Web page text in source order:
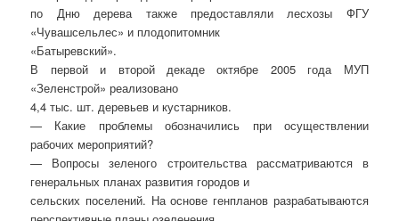
по Дню дерева также предоставляли лесхозы ФГУ
«Чувашсельлес» и плодопитомник
«Батыревский».
В первой и второй декаде октябре 2005 года МУП
«Зеленстрой» реализовано
4,4 тыс. шт. деревьев и кустарников.
— Какие проблемы обозначились при осуществлении
рабочих мероприятий?
— Вопросы зеленого строительства рассматриваются в
генеральных планах развития городов и
сельских поселений. На основе генпланов разрабатываются